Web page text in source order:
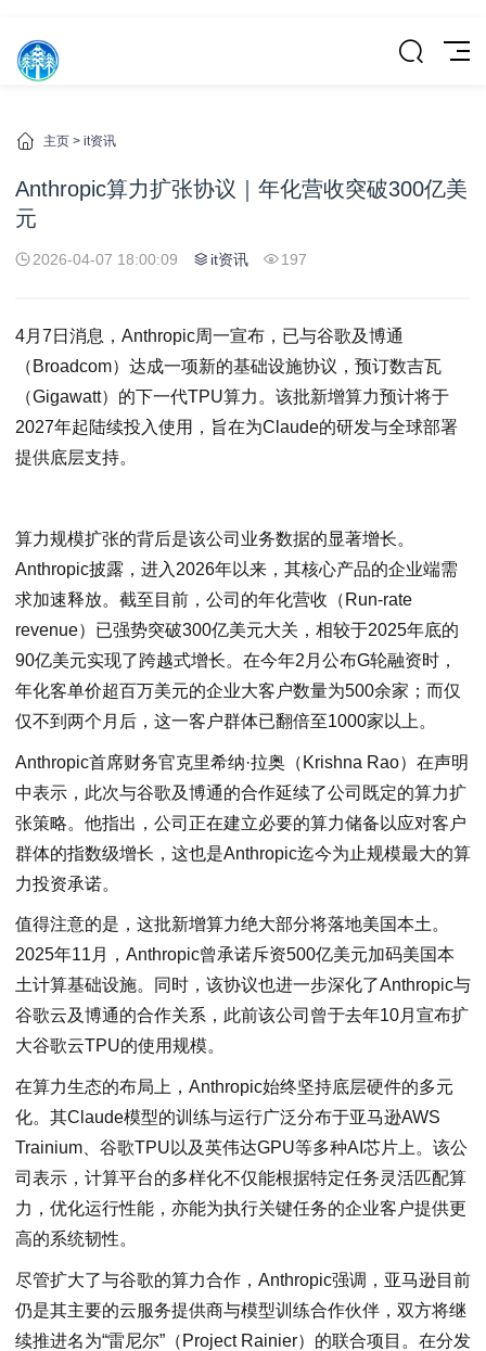
主页 > it资讯
Anthropic算力扩张协议｜年化营收突破300亿美
元
2026-04-07 18:00:09 it资讯 197
4月7日消息，Anthropic周一宣布，已与谷歌及博通
（Broadcom）达成一项新的基础设施协议，预订数吉瓦
（Gigawatt）的下一代TPU算力。该批新增算力预计将于
2027年起陆续投入使用，旨在为Claude的研发与全球部署
提供底层支持。
算力规模扩张的背后是该公司业务数据的显著增长。
Anthropic披露，进入2026年以来，其核心产品的企业端需
求加速释放。截至目前，公司的年化营收（Run-rate
revenue）已强势突破300亿美元大关，相较于2025年底的
90亿美元实现了跨越式增长。在今年2月公布G轮融资时，
年化客单价超百万美元的企业大客户数量为500余家；而仅
仅不到两个月后，这一客户群体已翻倍至1000家以上。
Anthropic首席财务官克里希纳·拉奥（Krishna Rao）在声明
中表示，此次与谷歌及博通的合作延续了公司既定的算力扩
张策略。他指出，公司正在建立必要的算力储备以应对客户
群体的指数级增长，这也是Anthropic迄今为止规模最大的算
力投资承诺。
值得注意的是，这批新增算力绝大部分将落地美国本土。
2025年11月，Anthropic曾承诺斥资500亿美元加码美国本
土计算基础设施。同时，该协议也进一步深化了Anthropic与
谷歌云及博通的合作关系，此前该公司曾于去年10月宣布扩
大谷歌云TPU的使用规模。
在算力生态的布局上，Anthropic始终坚持底层硬件的多元
化。其Claude模型的训练与运行广泛分布于亚马逊AWS
Trainium、谷歌TPU以及英伟达GPU等多种AI芯片上。该公
司表示，计算平台的多样化不仅能根据特定任务灵活匹配算
力，优化运行性能，亦能为执行关键任务的企业客户提供更
高的系统韧性。
尽管扩大了与谷歌的算力合作，Anthropic强调，亚马逊目前
仍是其主要的云服务提供商与模型训练合作伙伴，双方将继
续推进名为“雷尼尔”（Project Rainier）的联合项目。在分发